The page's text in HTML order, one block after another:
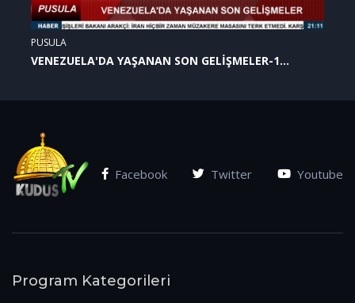
PUSULA
VENEZUELA'DA YAŞANAN SON GELİŞMELER-1
Facebook Twitter Youtube
Program Kategorileri